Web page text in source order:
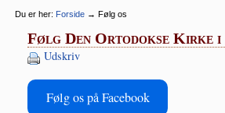
Du er her: Forside → Følg os
Følg Den Ortodokse Kirke i
Udskriv
Følg os på Facebook